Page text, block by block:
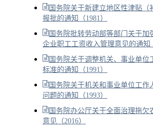
国务院关于新建立地区性津贴（
报批的通知（1981）
国务院批转劳动部等部门关于加
企业职工工资收入管理意见的通知
国务院关于调整机关、事业单位
标准的通知（1991）
国务院关于机关和事业单位工作
问题的通知（1993）
国务院办公厅关于全面治理拖欠
意见（2016）